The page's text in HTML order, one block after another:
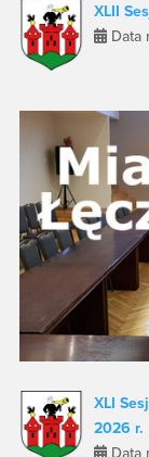
XLII
Data
XLI
2026 r.